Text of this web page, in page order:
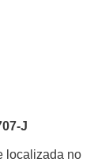
J
localizada no